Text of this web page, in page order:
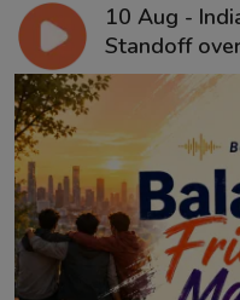
10 Aug -
Standoff